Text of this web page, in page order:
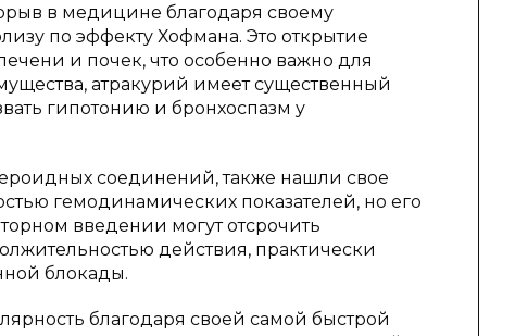
в медицине благодаря своему
по эффекту Хофмана. Это открытие
и почек, что особенно важно для
атракурий имеет существенный
гипотонию и бронхоспазм у
соединений, также нашли свое
гемодинамических показателей, но его
введении могут отсрочить
действия, практически
блокады.
благодаря своей самой быстрой